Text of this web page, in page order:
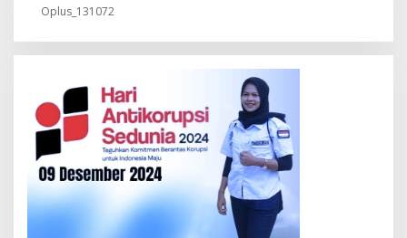
Oplus_131072